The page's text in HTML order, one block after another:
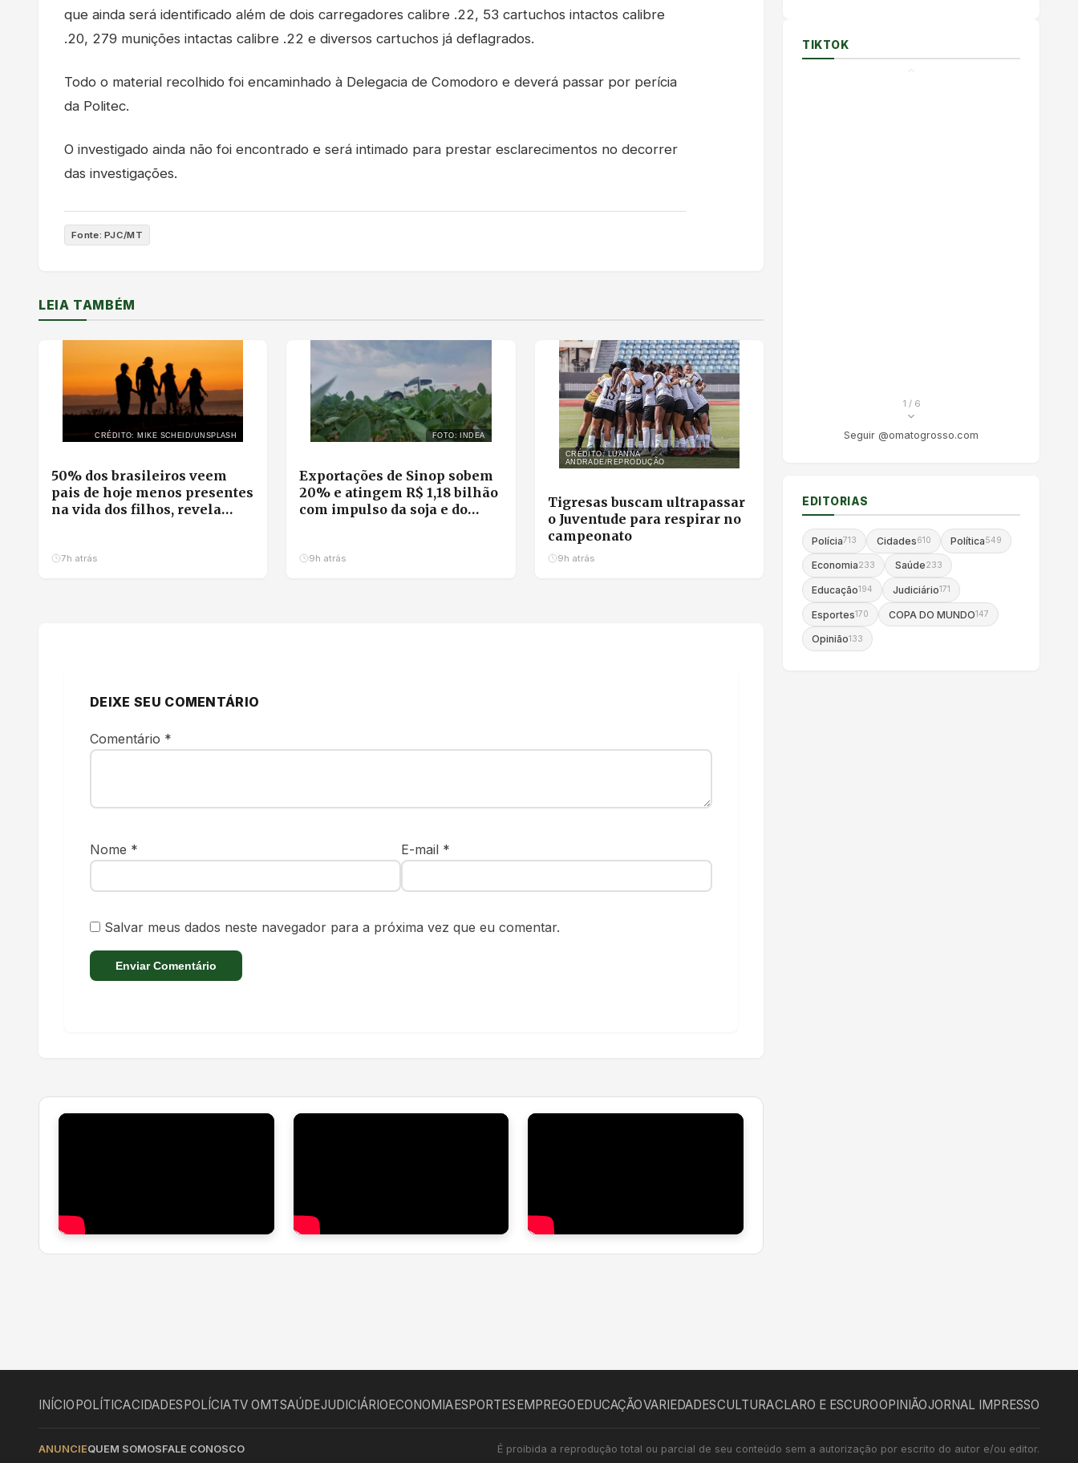
que ainda será identificado além de dois carregadores calibre .22, 53 cartuchos intactos calibre
.20, 279 munições intactas calibre .22 e diversos cartuchos já deflagrados.
Todo o material recolhido foi encaminhado à Delegacia de Comodoro e deverá passar por perícia
da Politec.
O investigado ainda não foi encontrado e será intimado para prestar esclarecimentos no decorrer
das investigações.
Fonte: PJC/MT
LEIA TAMBÉM
CRÉDITO: MIKE SCHEID/UNSPLASH
50% dos brasileiros veem
pais de hoje menos presentes
na vida dos filhos, revela
7h atrás
FOTO: INDEA
Exportações de Sinop sobem
20% e atingem R$ 1,18 bilhão
com impulso da soja e do
9h atrás
CRÉDITO: LUANNA
ANDRADE/REPRODUÇÃO
Tigresas buscam ultrapassar
o Juventude para respirar no
campeonato
9h atrás
DEIXE SEU COMENTÁRIO
Comentário *
Nome * E-mail *
Salvar meus dados neste navegador para a próxima vez que eu comentar.
TIKTOK
1 / 6
Seguir @omatogrosso.com
EDITORIAS
Polícia713 Cidades610 Política549
Economia233 Saúde233
Educação194 Judiciário171
Esportes170 COPA DO MUNDO147
Opinião133
INÍCIOPOLÍTICACIDADESPOLÍCIATV OMTSAÚDEJUDICIÁRIOECONOMIAESPORTESEMPREGOEDUCAÇÃOVARIEDADESCULTURACLARO E ESCUROOPINIÃOJORNAL IMPRESSO
ANUNCIEQUEM SOMOSFALE CONOSCO É proibida a reprodução total ou parcial de seu conteúdo sem a autorização por escrito do autor e/ou editor.